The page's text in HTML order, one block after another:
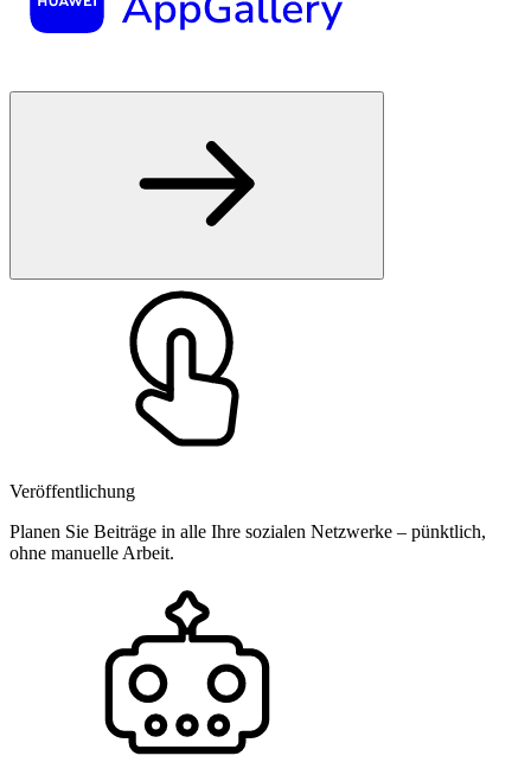
Veröffentlichung
Planen Sie Beiträge in alle Ihre sozialen Netzwerke – pünktlich,
ohne manuelle Arbeit.